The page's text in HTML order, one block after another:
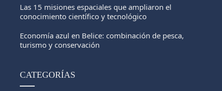
Las 15 misiones espaciales que ampliaron el
conocimiento científico y tecnológico
Economía azul en Belice: combinación de pesca,
turismo y conservación
CATEGORÍAS